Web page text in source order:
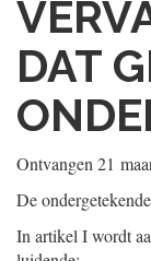
DAT
Ontvangen 21
De
In artikel I wordt